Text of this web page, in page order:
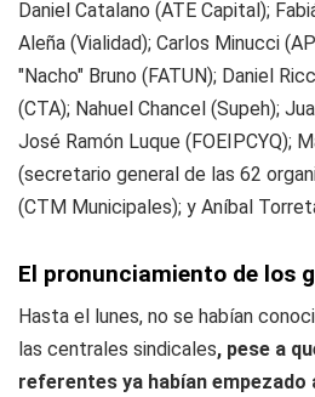
Daniel Catalano (ATE Capital);
Aleña (Vialidad); Carlos Minucci
"Nacho" Bruno (FATUN); Daniel
(CTA); Nahuel Chancel (Supeh);
José Ramón Luque (FOEIPCYQ);
(secretario general de las 62
(CTM Municipales); y Aníbal
El pronunciamiento de los
Hasta el lunes, no se habían
las centrales sindicales, pese a
referentes ya habían empezado